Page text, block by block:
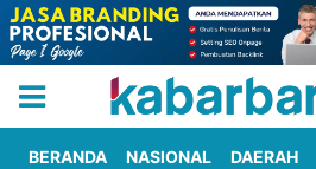
BERANDA NASIONAL DAERAH